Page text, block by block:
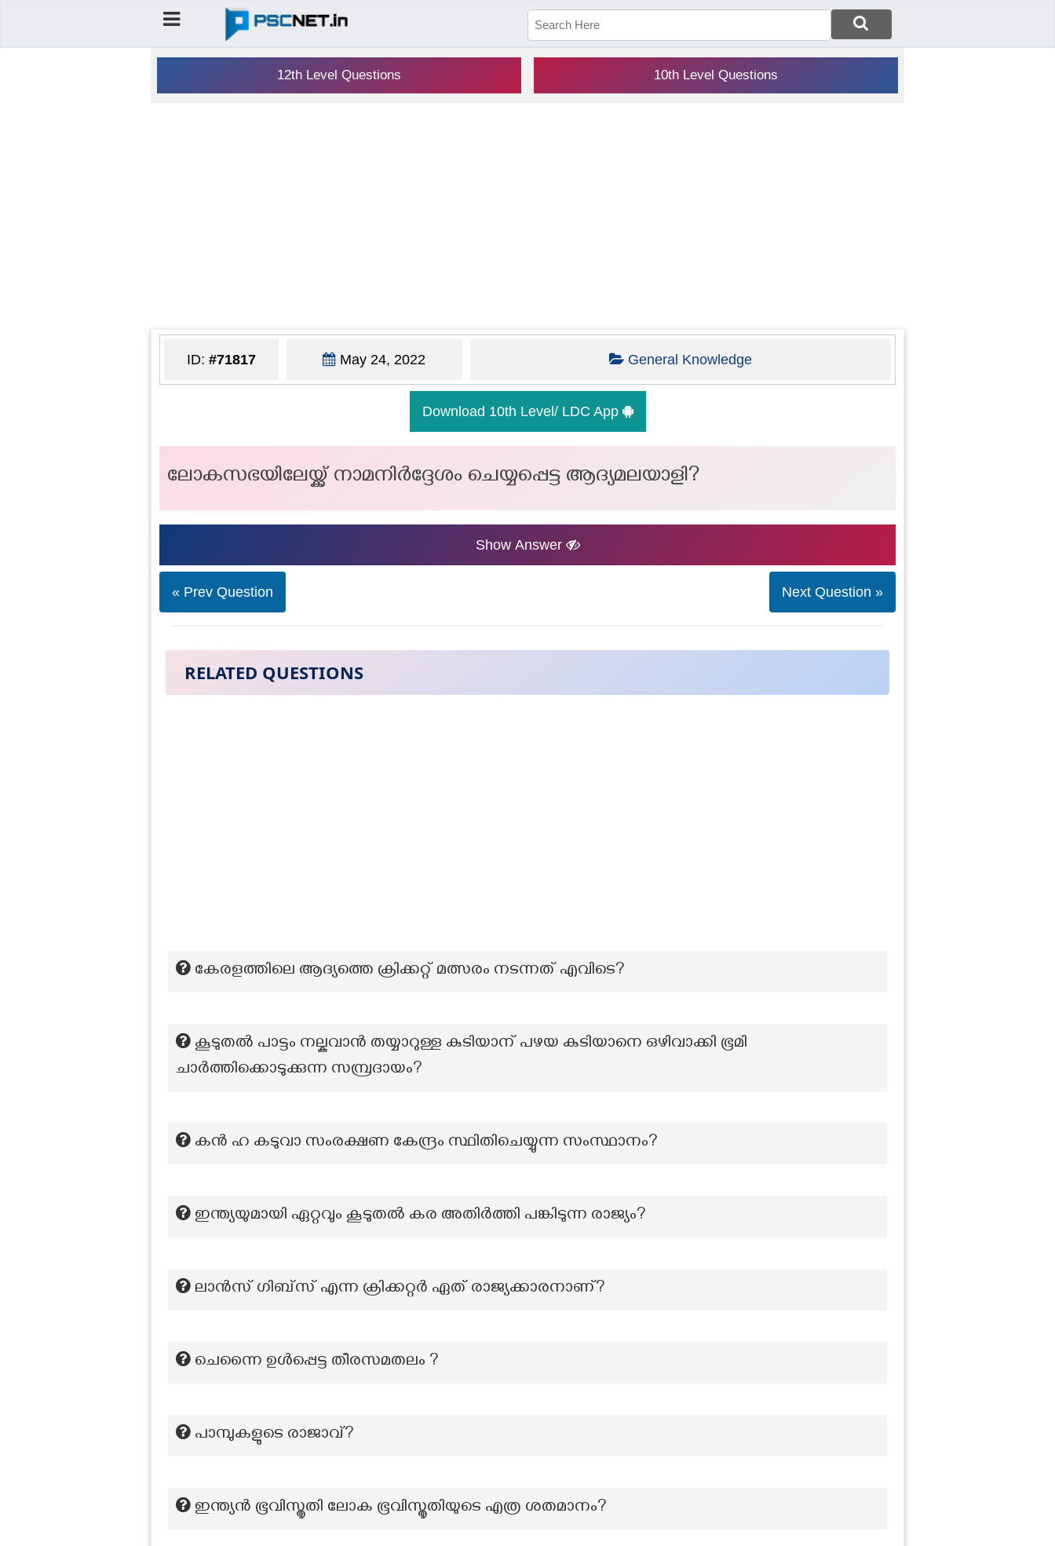
12th Level Questions 10th Level Questions
ID: #71817 May 24, 2022 General Knowledge
Download 10th Level/ LDC App
ലോകസഭയിലേയ്ക്ക് നാമനിർദ്ദേശം ചെയ്യപ്പെട്ട ആദ്യമലയാളി?
Show Answer
« Prev Question Next Question »
RELATED QUESTIONS
കേരളത്തിലെ ആദ്യത്തെ ക്രിക്കറ്റ് മത്സരം നടന്നത് എവിടെ?
കൂടുതൽ പാട്ടം നല്കുവാൻ തയ്യാറുള്ള കുടിയാന് പഴയ കുടിയാനെ ഒഴിവാക്കി ഭൂമി
ചാർത്തിക്കൊടുക്കുന്ന സമ്പ്രദായം?
കൻ ഹ കടുവാ സംരക്ഷണ കേന്ദ്രം സ്ഥിതിചെയ്യുന്ന സംസ്ഥാനം?
ഇന്ത്യയുമായി ഏറ്റവും കൂടുതൽ കര അതിർത്തി പങ്കിടുന്ന രാജ്യം?
ലാൻസ് ഗിബ്‌സ് എന്ന ക്രിക്കറ്റർ ഏത് രാജ്യക്കാരനാണ്?
ചെന്നൈ ഉൾപ്പെട്ട തീരസമതലം ?
പാമ്പുകളുടെ രാജാവ്?
ഇന്ത്യൻ ഭൂവിസ്തൃതി ലോക ഭൂവിസ്തൃതിയുടെ എത്ര ശതമാനം?